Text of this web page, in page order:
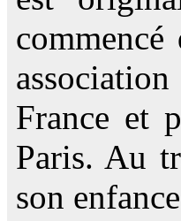
France et
Paris. Au
son